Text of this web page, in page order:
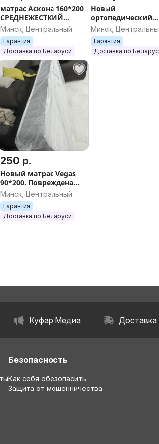
матрас Аскона 160*200
СРЕДНЕЖЕСТКИЙ
НОВЫЙ
Минск, Центральный
Гарантия
Доставка по Беларуси
Новый
ортопедический
матрас VEGAS
160*200 в рулоне
Минск,
Гарантия
Доставка по
250 р.
Новый матрас Vegas
90*200. Повреждена
упаковка. СРОЧНО
Минск, Центральный
Гарантия
Доставка по Беларуси
Куфар Медиа Доставка
Безопасность
Как себя обезопасить
Защита от мошенничества